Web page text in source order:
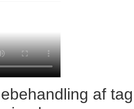
af tag